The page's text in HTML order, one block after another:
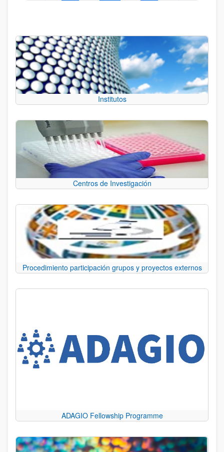
Institutos
Centros de Investigación
Procedimiento participación grupos y proyectos externos
ADAGIO Fellowship Programme